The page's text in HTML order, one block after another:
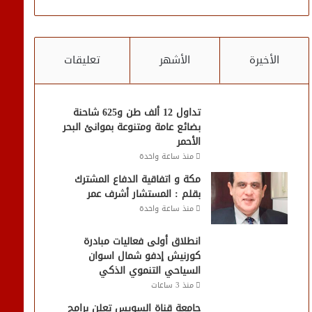
الأخيرة الأشهر تعليقات
تداول 12 ألف طن و625 شاحنة
بضائع عامة ومتنوعة بموانئ البحر
الأحمر
منذ ساعة واحدة
مكة و اتفاقية الدفاع المشترك
بقلم : المستشار أشرف عمر
منذ ساعة واحدة
انطلاق أولى فعاليات مبادرة
كورنيش إدفو شمال اسوان
السياحي التنموي الذكي
منذ 3 ساعات
جامعة قناة السويس تعلن برامج